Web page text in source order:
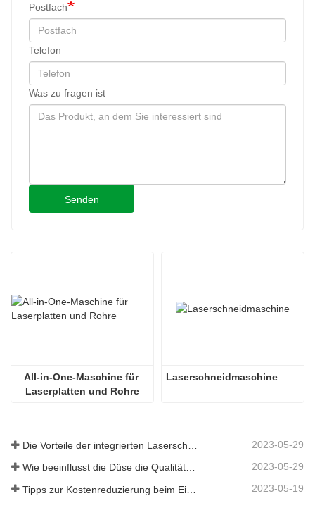
Postfach
Telefon
Was zu fragen ist
Senden
All-in-One-Maschine für
Laserplatten und Rohre
Laserschneidmaschine
2023-05-29
Wie beeinflusst die Düse die Qualität des Laserschneidens? 2023-05-29
2023-05-19